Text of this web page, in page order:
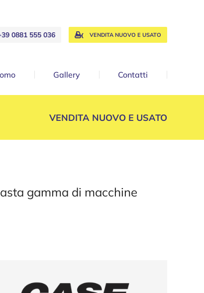
0881 555 036 VENDITA NUOVO E USATO
Gallery Contatti
VENDITA NUOVO E USATO
gamma di macchine